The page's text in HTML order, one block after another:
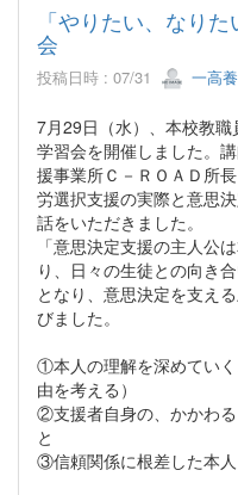
「やりたい、なり
会
投稿日時 : 07/31 一高養
7月29日（水）、本校教
学習会を開催しました。
援事業所Ｃ－ＲＯＡＤ
労選択支援の実際と意思
話をいただきました。
「意思決定支援の主人公
り、日々の生徒との向き
となり、意思決定を支え
びました。
①本人の理解を深めてい
由を考える）
②支援者自身の、かかわ
と
③信頼関係に根差した本